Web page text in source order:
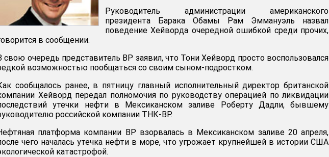
Руководитель администрации американского
президента Барака Обамы Рам Эммануэль назвал
поведение Хейворда очередной ошибкой среди прочих,
в сообщении.
свою очередь представитель BP заявил, что Тони Хейворд просто воспользовался
возможностью пообщаться со своим сыном-подростком.
сообщалось ранее, в пятницу главный исполнительный директор британской
Хейворд передал полномочия по руководству операцией по ликвидации
утечки нефти в Мексиканском заливе Роберту Дадли, бывшему
российской компании ТНК-BP.
платформа компании BP взорвалась в Мексиканском заливе 20 апреля,
чего началась утечка нефти в море, что угрожает крупнейшей в истории США
катастрофой.